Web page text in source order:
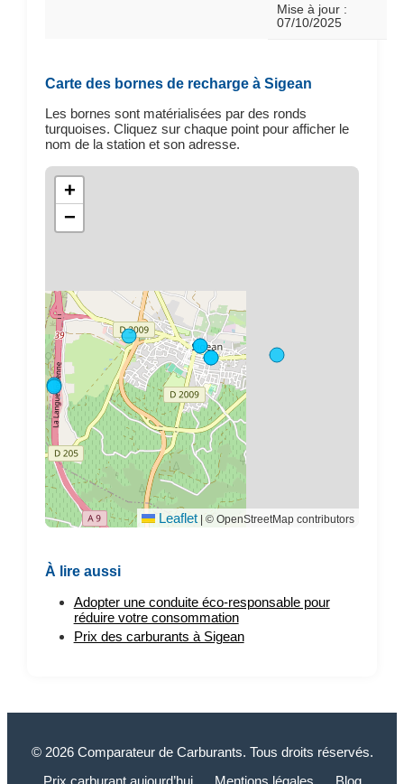
Mise à jour :
07/10/2025
Carte des bornes de recharge à Sigean
Les bornes sont matérialisées par des ronds
turquoises. Cliquez sur chaque point pour afficher le
nom de la station et son adresse.
+
−
Leaflet | © OpenStreetMap contributors
À lire aussi
Adopter une conduite éco-responsable pour
réduire votre consommation
Prix des carburants à Sigean
© 2026 Comparateur de Carburants. Tous droits réservés.